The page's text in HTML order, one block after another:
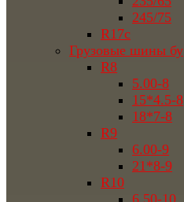
245/75
R17c
Грузовые шины бу
R8
5.00-8
15*4.5-8
18*7-8
R9
6.00-9
21*8-9
R10
6.50-10